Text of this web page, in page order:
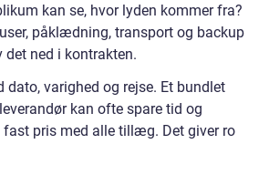
kan se, hvor lyden kommer fra?
påklædning, transport og backup
det ned i kontrakten.
dato, varighed og rejse. Et bundlet
kan ofte spare tid og
fast pris med alle tillæg. Det giver ro